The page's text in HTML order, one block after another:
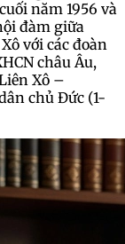
năm 1956 và
đàm giữa
với các đoàn
châu Âu,
Xô –
chủ Đức (1-